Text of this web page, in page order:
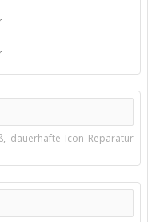
dauerhafte Icon Reparatur